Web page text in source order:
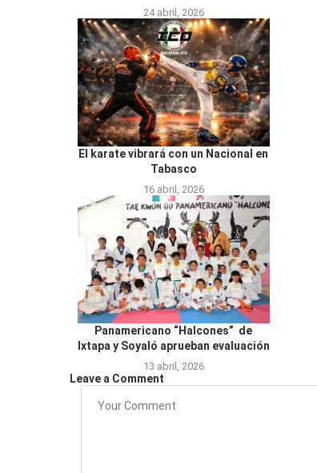
24 abril, 2026
El karate vibrará con un Nacional en
Tabasco
16 abril, 2026
Panamericano “Halcones” de
Ixtapa y Soyaló aprueban evaluación
13 abril, 2026
Leave a Comment